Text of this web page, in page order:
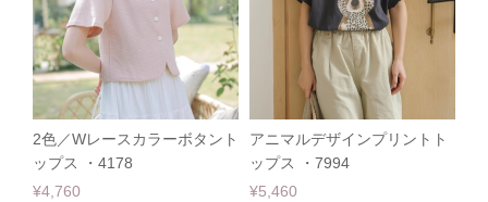
2色／Wレースカラーボタント
ップス ・4178
¥4,760
アニマルデザインプリントト
ップス ・7994
¥5,460